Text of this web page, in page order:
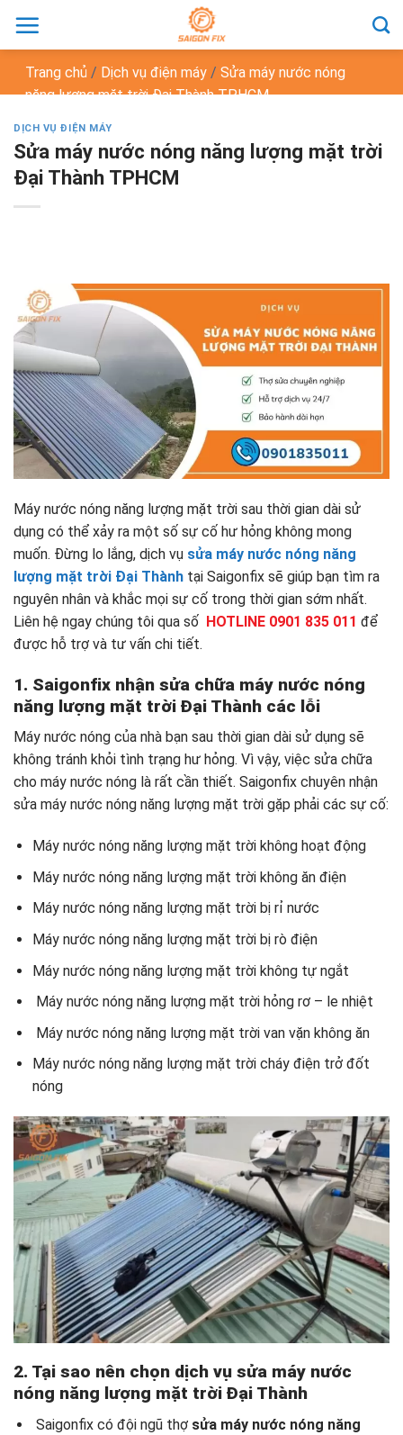
đến
dungTrang chủ / Dịch vụ điện máy / Sửa máy nước nóng
năng lượng mặt trời Đại Thành TPHCM
DỊCH VỤ ĐIỆN MÁY
Sửa máy nước nóng năng lượng mặt trời
Đại Thành TPHCM
Máy nước nóng năng lượng mặt trời sau thời gian dài sử
dụng có thể xảy ra một số sự cố hư hỏng không mong
muốn. Đừng lo lắng, dịch vụ sửa máy nước nóng năng
lượng mặt trời Đại Thành tại Saigonfix sẽ giúp bạn tìm ra
nguyên nhân và khắc mọi sự cố trong thời gian sớm nhất.
Liên hệ ngay chúng tôi qua số HOTLINE 0901 835 011 để
được hỗ trợ và tư vấn chi tiết.
1. Saigonfix nhận sửa chữa máy nước nóng
năng lượng mặt trời Đại Thành các lỗi
Máy nước nóng của nhà bạn sau thời gian dài sử dụng sẽ
không tránh khỏi tình trạng hư hỏng. Vì vậy, việc sửa chữa
cho máy nước nóng là rất cần thiết. Saigonfix chuyên nhận
sửa máy nước nóng năng lượng mặt trời gặp phải các sự cố:
Máy nước nóng năng lượng mặt trời không hoạt động
Máy nước nóng năng lượng mặt trời không ăn điện
Máy nước nóng năng lượng mặt trời bị rỉ nước
Máy nước nóng năng lượng mặt trời bị rò điện
Máy nước nóng năng lượng mặt trời không tự ngắt
Máy nước nóng năng lượng mặt trời hỏng rơ – le nhiệt
Máy nước nóng năng lượng mặt trời van vặn không ăn
Máy nước nóng năng lượng mặt trời cháy điện trở đốt
nóng
2. Tại sao nên chọn dịch vụ sửa máy nước
nóng năng lượng mặt trời Đại Thành
Saigonfix có đội ngũ thợ sửa máy nước nóng năng